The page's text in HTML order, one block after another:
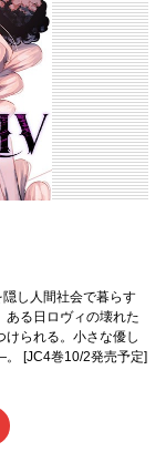
し人間社会で暮らす
ある日ロヴィの壊れた
けられる。小さな優し
[JC4巻10/2発売予定]